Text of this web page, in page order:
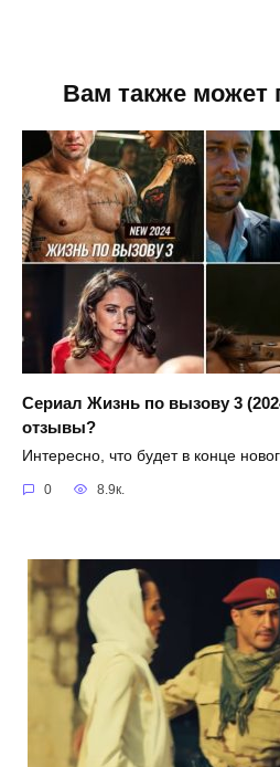
Вам также может
Сериал Жизнь по вызову 3
отзывы?
Интересно, что будет в конце
0 8.9к.